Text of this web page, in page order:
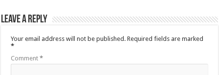
Leave a Reply
Your email address will not be published. Required fields are marked
*
Comment*